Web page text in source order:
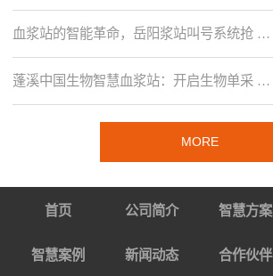
血浆站的智能革命，岳阳浆站叫号系统抢 …
蓬溪中国生物智慧血浆站：开启生物单采 …
MORE
首页 公司简介 智慧方案
智慧案例 新闻动态 合作伙伴